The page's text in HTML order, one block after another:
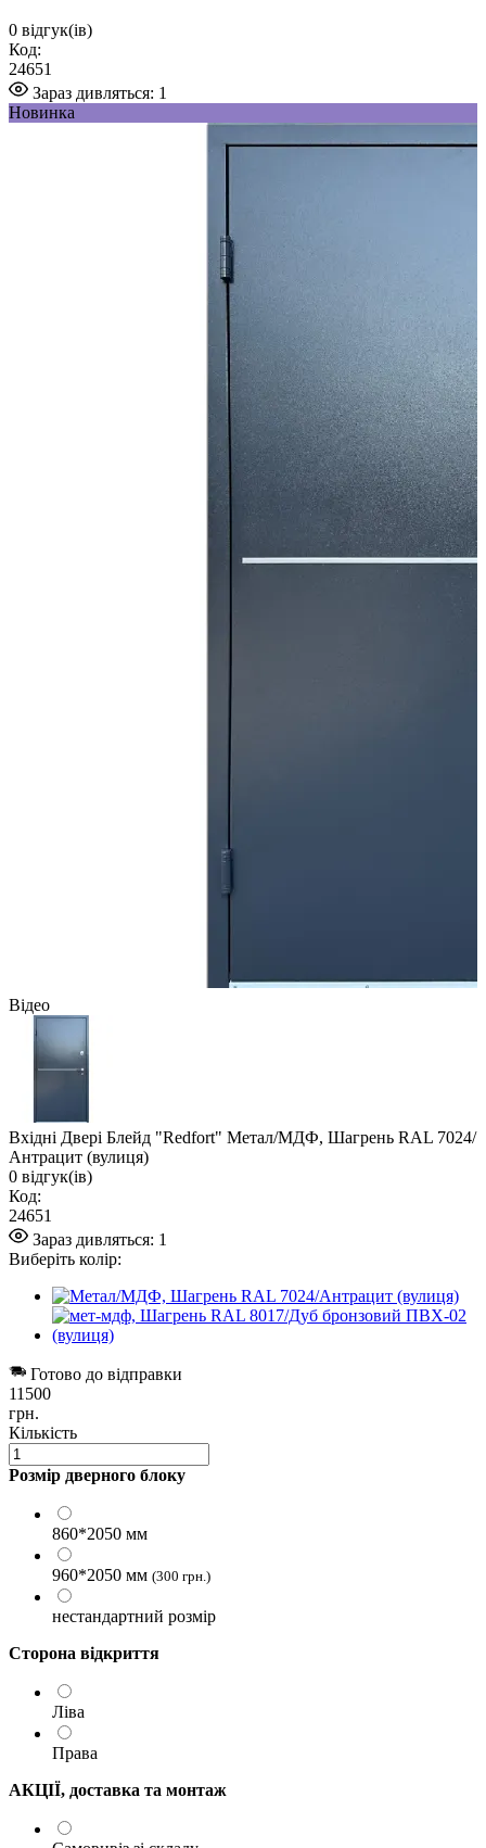
0 відгук(ів)
Код:
24651
Зараз дивляться: 1
Новинка
Відео
Вхідні Двері Блейд "Redfort" Метал/МДФ, Шагрень RAL 7024/
Антрацит (вулиця)
0 відгук(ів)
Код:
24651
Зараз дивляться: 1
Виберіть колір:
Готово до відправки
11500
грн.
Кількість
Розмір дверного блоку
860*2050 мм
960*2050 мм (300 грн.)
нестандартний розмір
Сторона відкриття
Ліва
Права
АКЦІЇ, доставка та монтаж